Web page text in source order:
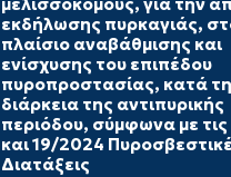
μελισσοκόμους, για την
εκδήλωσης πυρκαγιάς,
πλαίσιο αναβάθμισης και
ενίσχυσης του επιπέδου
πυροπροστασίας, κατά τη
διάρκεια της αντιπυρικής
περιόδου, σύμφωνα με
και 19/2024
Διατάξεις